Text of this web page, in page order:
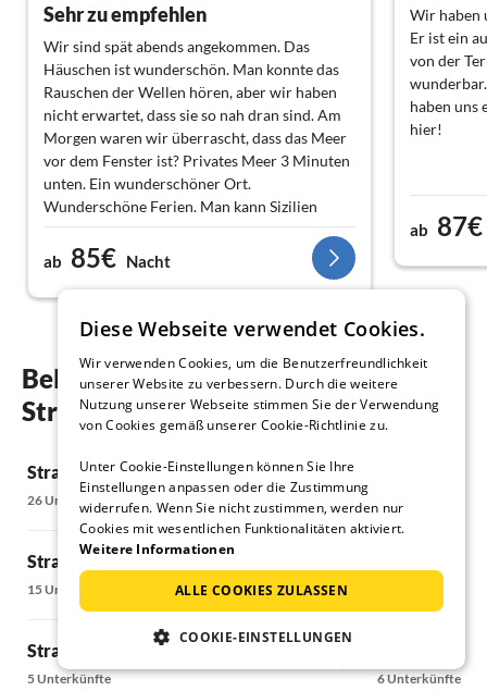
Sehr zu empfehlen
Wir sind spät abends angekommen. Das
Häuschen ist wunderschön. Man konnte das
Rauschen der Wellen hören, aber wir haben
nicht erwartet, dass sie so nah dran sind. Am
Morgen waren wir überrascht, dass das Meer
vor dem Fenster ist? Privates Meer 3 Minuten
unten. Ein wunderschöner Ort.
Wunderschöne Ferien. Man kann Sizilien
sehen? Das Häuschen ist mit allem
ausgestattet. Das Wasser aus dem Wasserhahn
hat einen salzigen Geschmack, aber das macht
nichts. Man braucht nur Mineralwasser zum
Trinken. Sehr glücklich. Ruhe, Frieden. Tropea
ab 85€ Nacht
Wir haben
Er ist ein
von der
haben uns
hier!
ab 87€
Beliebte Regionen und Orte für ihren
Strandurlaub in Capo Vaticano
Strandurlaub in Calabria
26 Unterkünfte
Strandurlaub in Messina
15 Unterkünfte
Strandurlaub in Catania
5 Unterkünfte 6 Unterkünfte
Diese Webseite verwendet Cookies.
Wir verwenden Cookies, um die Benutzerfreundlichkeit
unserer Website zu verbessern. Durch die weitere
Nutzung unserer Webseite stimmen Sie der Verwendung
von Cookies gemäß unserer Cookie-Richtlinie zu.
Unter Cookie-Einstellungen können Sie Ihre
Einstellungen anpassen oder die Zustimmung
widerrufen. Wenn Sie nicht zustimmen, werden nur
Cookies mit wesentlichen Funktionalitäten aktiviert.
Weitere Informationen
ALLE COOKIES ZULASSEN
COOKIE-EINSTELLUNGEN